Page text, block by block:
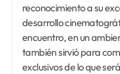
reconocimiento a su
desarrollo
encuentro, en un
también sirvió para
exclusivos de lo que